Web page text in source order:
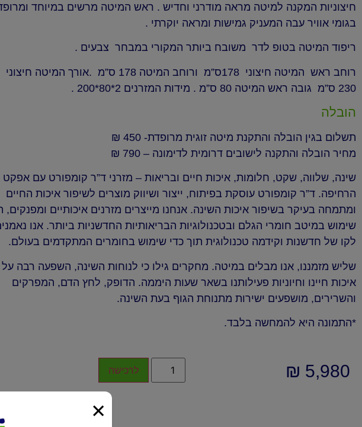
חיצוניות המקנה למיטה מראה מודרני וחדיש . ראש המיטה מרשים במיוחד
בגומי אוויר עבה המעניק גמישות ומראה יוקרתי .
ריפוד המיטה בטופ לדר משובח ביותר המקורי במבחר צבעים .
רוחב ראש המיטה חיצוני 178ס”מ ורוחב המיטה 178 ס”מ .אורך המיטה חיצוני
230 ס”מ גובה ראש המיטה 80 ס”מ . מידות המזרנים 2*80*200 .
הובלה
תשלום בגין הובלה והתקנת מיטה זוגית מרופדת- 450 ₪
מחיר הובלה והתקנה לישובים דרומית לדימונה – 790 ₪
שינה, שלווה, שקט, חלומות, איכות חיים ובריאות – מזרני ד”ר קומפורט עם אפקט
הרחיפה. ד”ר קומפורט עוסקת בפיתוח, ייצור ושיווק מוצרים לשיפור איכות החיים
ומתמחה בעיקר בשיפור איכות השינה. אנחנו מייצרים מזרנים איכותיים ומפנקים,
שימוש במיטב חומרי הגלם ובטכנולוגיות הבריאותיות החדשניות ביותר. אנו
לקו של חדשנות וקידמה טכנולוגית תוך כדי שימוש בחומרים המתקדמים בעולם.
שליש מזמננו, אנו מבלים במיטה. מחקרים גילו כי לנוחות השינה, השפעה רבה על
איכות חיינו וחיוניות פעילותנו בשאר שעות היממה. הדופק, לחץ הדם, המפרקים
והשרירים, מושפעים ישירות מתנוחת הגוף בעת השינה.
*התמונה היא להמחשה בלבד.
₪ 5,980 לרכישה
×